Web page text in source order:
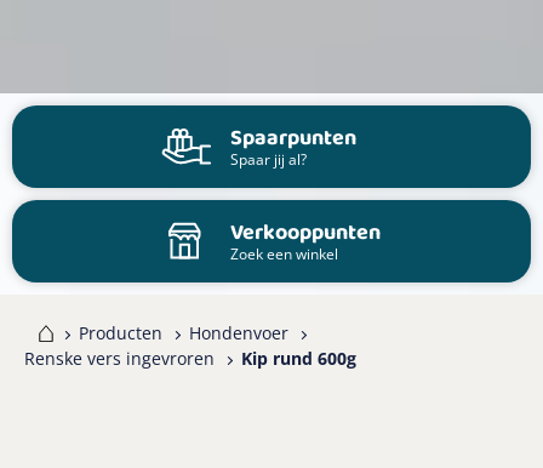
Spaarpunten
Spaar jij al?
Verkooppunten
Zoek een winkel
Producten
Hondenvoer
Renske vers ingevroren
Kip rund 600g